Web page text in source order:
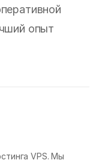
опыт
VPS. Мы